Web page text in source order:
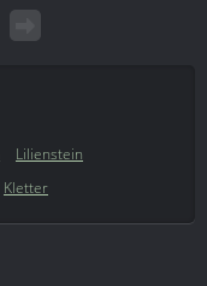
Lilienstein
Kletter